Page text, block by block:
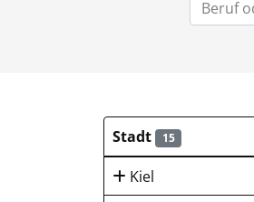
Stadt 15
Kiel